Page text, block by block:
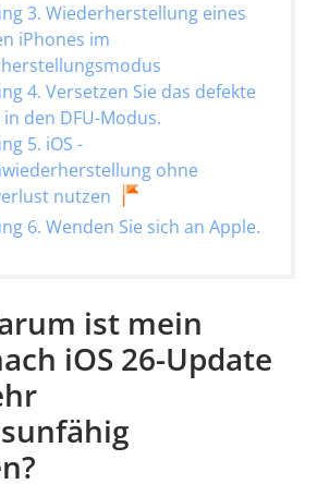
3. Wiederherstellung eines
iPhones im
4. Versetzen Sie das defekte
den DFU-Modus.
5. iOS -
ohne
nutzen
6. Wenden Sie sich an Apple.
ist mein
iOS 26-Update